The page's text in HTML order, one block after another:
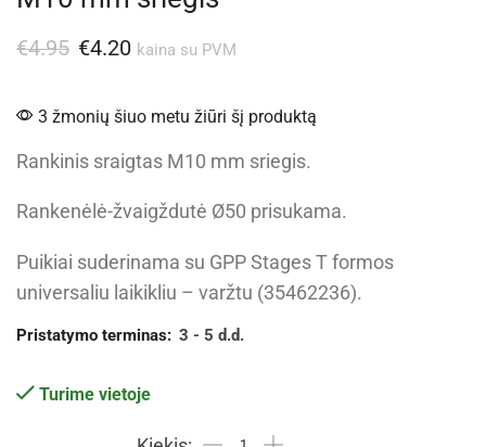
€4.95 €4.20 kaina su PVM
3 žmonių šiuo metu žiūri šį produktą
Rankinis sraigtas M10 mm sriegis.
Rankenėlė-žvaigždutė Ø50 prisukama.
Puikiai suderinama su GPP Stages T formos
universaliu laikikliu – varžtu (35462236).
Pristatymo terminas: 3 - 5 d.d.
Turime vietoje